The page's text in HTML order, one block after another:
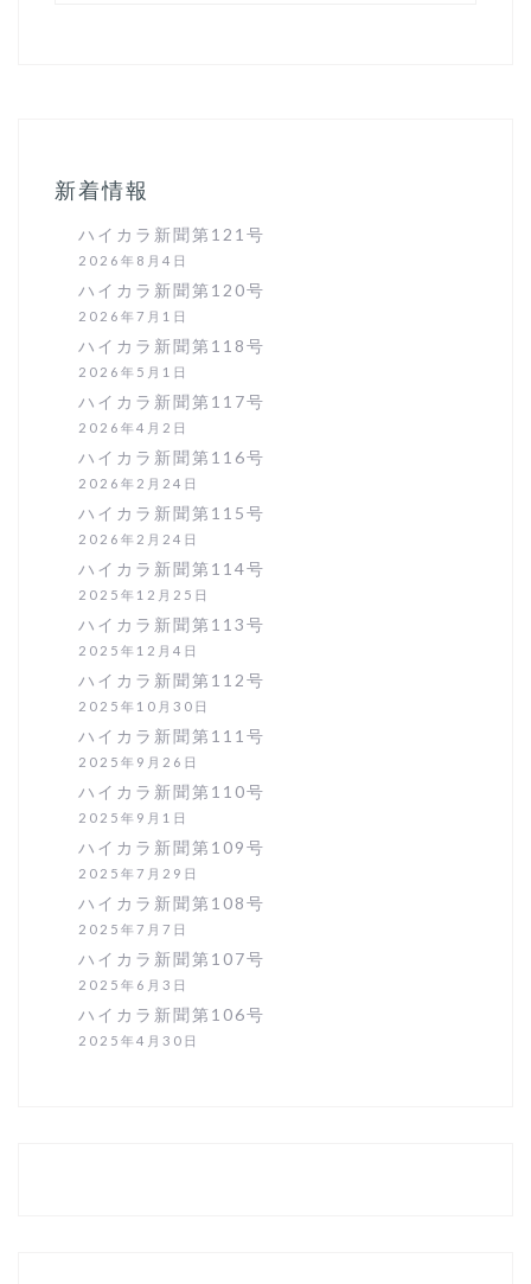
新着情報
ハイカラ新聞第121号
2026年8月4日
ハイカラ新聞第120号
2026年7月1日
ハイカラ新聞第118号
2026年5月1日
ハイカラ新聞第117号
2026年4月2日
ハイカラ新聞第116号
2026年2月24日
ハイカラ新聞第115号
2026年2月24日
ハイカラ新聞第114号
2025年12月25日
ハイカラ新聞第113号
2025年12月4日
ハイカラ新聞第112号
2025年10月30日
ハイカラ新聞第111号
2025年9月26日
ハイカラ新聞第110号
2025年9月1日
ハイカラ新聞第109号
2025年7月29日
ハイカラ新聞第108号
2025年7月7日
ハイカラ新聞第107号
2025年6月3日
ハイカラ新聞第106号
2025年4月30日